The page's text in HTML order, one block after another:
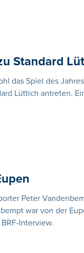
Standard
das Spiel des
Lüttich antreten.
Peter
war von der
Interview.